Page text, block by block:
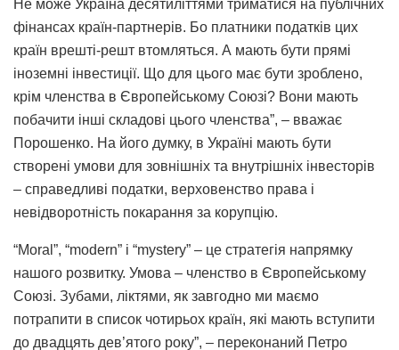
Не може Україна десятиліттями триматися на публічних
фінансах країн-партнерів. Бо платники податків цих
країн врешті-решт втомляться. А мають бути прямі
іноземні інвестиції. Що для цього має бути зроблено,
крім членства в Європейському Союзі? Вони мають
побачити інші складові цього членства”, – вважає
Порошенко. На його думку, в Україні мають бути
створені умови для зовнішніх та внутрішніх інвесторів
– справедливі податки, верховенство права і
невідворотність покарання за корупцію.
“Moral”, “modern” і “mystery” – це стратегія напрямку
нашого розвитку. Умова – членство в Європейському
Союзі. Зубами, ліктями, як завгодно ми маємо
потрапити в список чотирьох країн, які мають вступити
до двадцять дев’ятого року”, – переконаний Петро